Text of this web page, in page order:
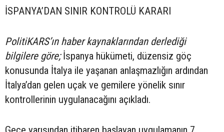
İSPANYA’DAN SINIR KONTROLÜ KARARI
PolitiKARS’ın haber kaynaklarından derlediği
bilgilere göre;İspanya hükümeti, düzensiz göç
konusunda İtalya ile yaşanan anlaşmazlığın ardından
İtalya’dan gelen uçak ve gemilere yönelik sınır
kontrollerinin uygulanacağını açıkladı.